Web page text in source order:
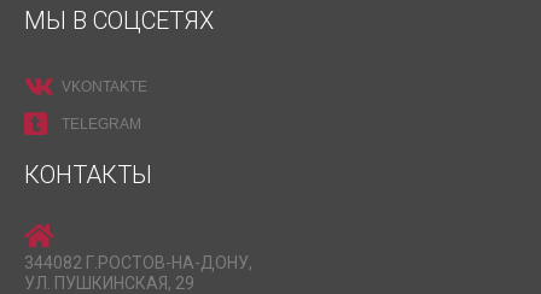
МЫ В СОЦСЕТЯХ
VKONTAKTE
TELEGRAM
КОНТАКТЫ
344082 Г.РОСТОВ-НА-ДОНУ,
УЛ. ПУШКИНСКАЯ, 29